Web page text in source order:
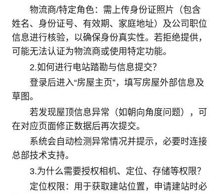
物流商/特定角色：需上传身份证照片（包含
姓名、身份证号、有效期、家庭地址）及公司职位
信息进行核验，以确保身份真实性。若拒绝提供，
可能无法认证为物流商或使用特定功能。
2.如何进行电站踏勘与信息提交？
登录后进入“房屋主页”，填写房屋外部信息及
草图。
若发现屋顶信息异常（如朝向角度问题），可
在对应页面修正数据后再次提交。
系统会自动检测异常情况并提示，必要时连接
总部技术支持。
3.为什么需要授权相机、定位、存储等权限？
定位权限：用于获取建站位置，申请建站时必